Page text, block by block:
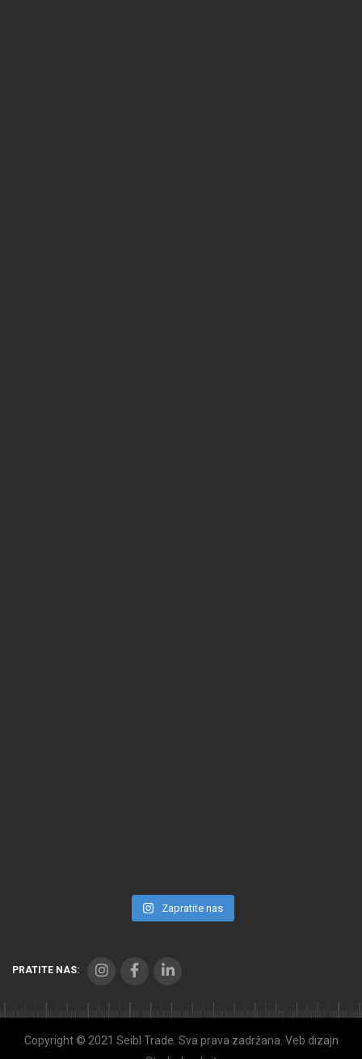
Zapratite nas
PRATITE NAS:
Copyright © 2021 Seibl Trade. Sva prava zadržana. Veb dizajn